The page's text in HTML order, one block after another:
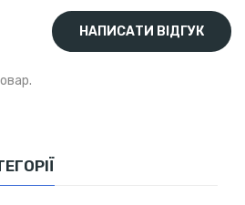
— легко дозувати.
так і для тих, хто
енергії у повсякденному житті.
активний спосіб життя і хочуть
НАПИСАТИ ВІДГУК